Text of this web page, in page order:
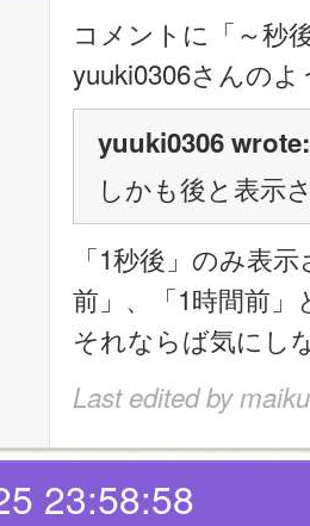
コメントに「～秒
yuuki0306さんのよ
yuuki0306 wrote:
しかも後と表示
「1秒後」のみ表
前」、「1時間前
それならば気にし
Last edited by
23:58:58